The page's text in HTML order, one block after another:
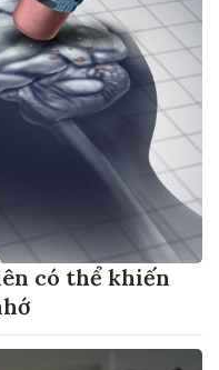
có thể khiến